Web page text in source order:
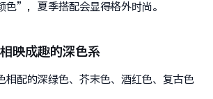
”，夏季搭配会显得格外时尚。
映成趣的深色系
相配的深绿色、芥末色、酒红色、复古色